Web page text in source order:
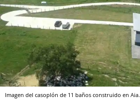
Imagen del casoplón de 11 baños construido en Aia.